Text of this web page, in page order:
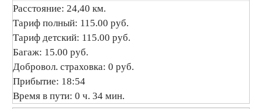
Расстояние: 24,40 км.
Тариф полный: 115.00 руб.
Тариф детский: 115.00 руб.
Багаж: 15.00 руб.
Добровол. страховка: 0 руб.
Прибытие: 18:54
Время в пути: 0 ч. 34 мин.